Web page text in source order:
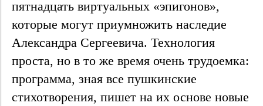
пятнадцать виртуальных «эпигонов»,
которые могут приумножить наследие
Александра Сергеевича. Технология
проста, но в то же время очень трудоемка:
программа, зная все пушкинские
стихотворения, пишет на их основе новые